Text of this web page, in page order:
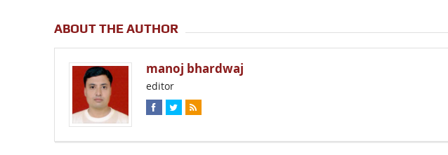
ABOUT THE AUTHOR
manoj bhardwaj
editor